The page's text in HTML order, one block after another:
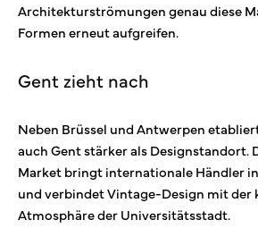
Architekturströmungen genau diese
Formen erneut aufgreifen.
Gent zieht nach
Neben Brüssel und Antwerpen
auch Gent stärker als Designstandort.
Market bringt internationale Händler
und verbindet Vintage-Design mit der
Atmosphäre der Universitätsstadt.